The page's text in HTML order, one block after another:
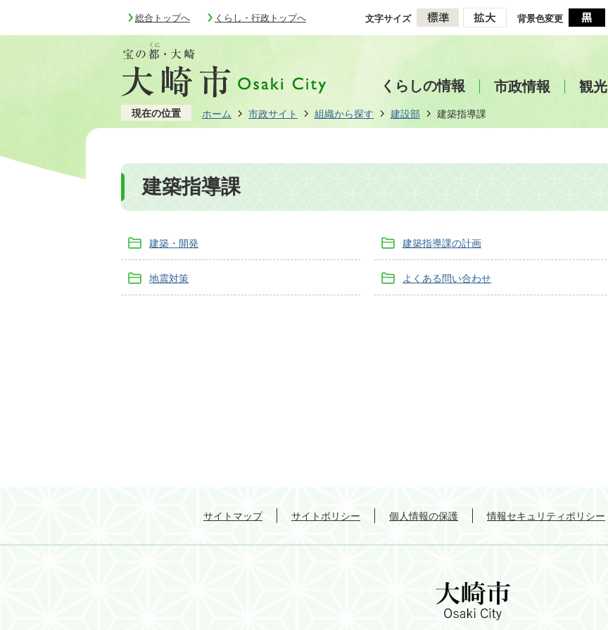
総合トップへ くらし・行政トップへ 文字サイズ 背景色変更
くらしの情報 市政情報 観光
現在の位置 ホーム 市政サイト 組織から探す 建設部 建築指導課
建築指導課
建築・開発 建築指導課の計画
地震対策 よくある問い合わせ
サイトマップ サイトポリシー 個人情報の保護 情報セキュリティポリシー